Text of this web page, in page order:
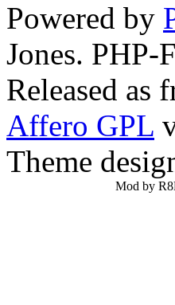
Powered by
Jones. PHP-
Released as
Affero GPL
Theme
Mod by